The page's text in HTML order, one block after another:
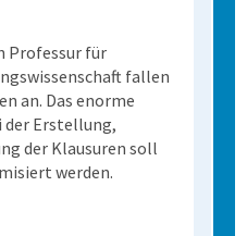
Professur für
fallen
an. Das enorme
Erstellung,
der Klausuren soll
werden.